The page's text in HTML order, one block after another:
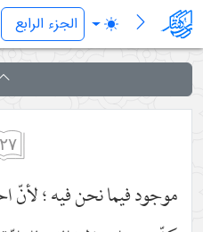
فرائد الاصول
موجود فيما نحن فيه ؛ لأنّ